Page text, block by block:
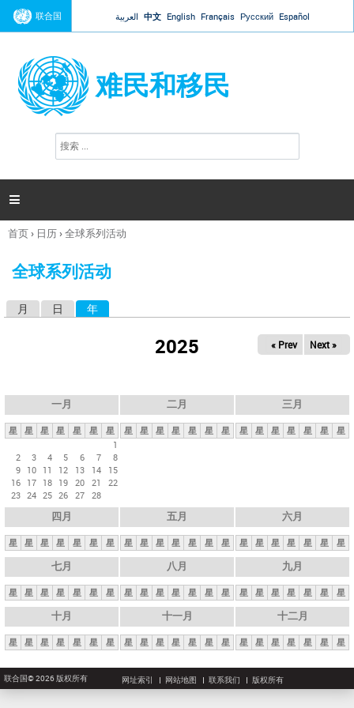
Jump to navigation
联合国 العربية 中文 English Français Русский Español
难民和移民
搜
索

你
这
首页› 日历›全球系列活动
全球系列活动
月 日 年
2025 « Prev Next »
一月
星 星 星 星 星 星
星
1
2
3 4 5 6 7
8
9 10 11 12 13 14
15
16 17 18 19 20 21
22
23 24 25 26 27 28
二月
星 星 星 星 星 星 星
三月
星 星 星 星 星 星 星
四月
星 星 星 星 星 星 星
五月
星 星 星 星 星 星 星
六月
星 星 星 星 星 星 星
七月
星 星 星 星 星 星 星
八月
星 星 星 星 星 星 星
九月
星 星 星 星 星 星 星
十月
星 星 星 星 星 星 星
十一月
星 星 星 星 星 星 星
十二月
星 星 星 星 星 星 星
联合国© 2026 版权所有 网址索引 网站地图 联系我们 版权所有